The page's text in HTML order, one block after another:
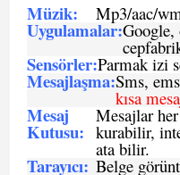
Müzik: Mp3/aac/
Uygulamalar:
Sensörler:Parmak izi
Mesajlaşma:Sms,
kısa
Mesaj
Kutusu:
Mesajlar
kurabilir,
ata bilir.
Tarayıcı: Belge